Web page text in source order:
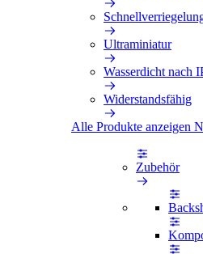
Ultraminiatur
Wasserdicht nach
Widerstandsfähig
Alle Produkte anzeigen
Zubehör